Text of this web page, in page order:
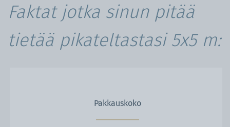
Faktat jotka sinun pitää
tietää pikateltastasi 5x5 m:
Pakkauskoko